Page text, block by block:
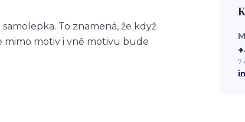
To znamená, že když
motiv i vně motivu bude